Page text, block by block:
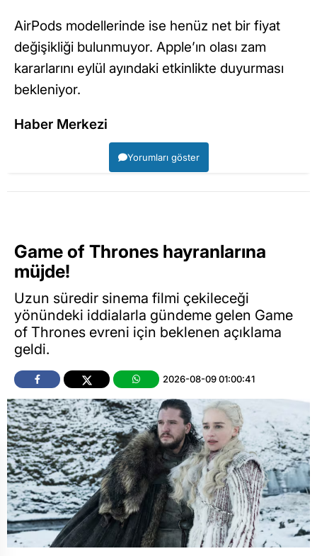
AirPods modellerinde ise henüz net bir fiyat
değişikliği bulunmuyor. Apple’ın olası zam
kararlarını eylül ayındaki etkinlikte duyurması
bekleniyor.
Haber Merkezi
Yorumları göster
Game of Thrones hayranlarına
müjde!
Uzun süredir sinema filmi çekileceği
yönündeki iddialarla gündeme gelen Game
of Thrones evreni için beklenen açıklama
geldi.
2026-08-09 01:00:41